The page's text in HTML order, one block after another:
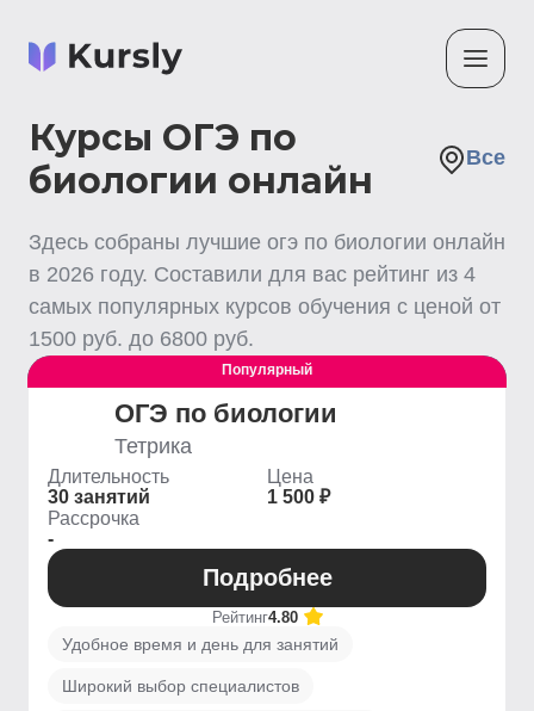
Курсы ОГЭ по
биологии онлайн
Все
Здесь собраны лучшие огэ по биологии онлайн
в 2026 году. Составили для вас рейтинг из 4
самых популярных курсов обучения с ценой от
1500 руб. до 6800 руб.
Выгодный
Популярный
ОГЭ по биологии
Тетрика
Длительность
30 занятий
Цена
1 500 ₽
Рассрочка
-
Подробнее
Рейтинг4.80
Удобное время и день для занятий
Широкий выбор специалистов